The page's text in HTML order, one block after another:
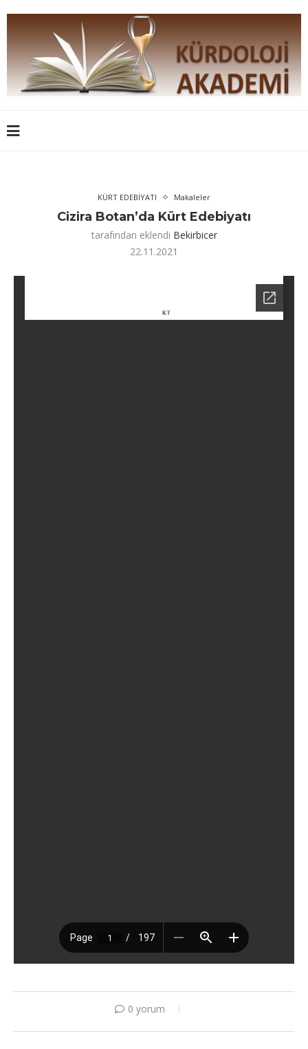
KÜRT EDEBİYATI Makaleler
Cizira Botan’da Kürt Edebiyatı
tarafından eklendi Bekirbicer
22.11.2021
0 yorum